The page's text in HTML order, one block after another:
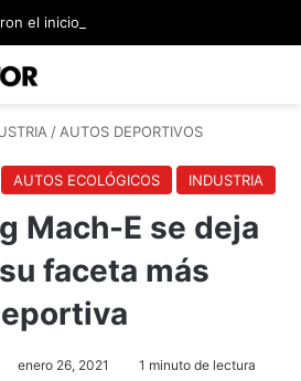
/ AUTOS DEPORTIVOS
AUTOS ECOLÓGICOS INDUSTRIA
Mach-E se deja
faceta más
enero 26, 2021 1 minuto de lectura